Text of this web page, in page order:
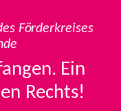
Förderkreises
Ein
Rechts!